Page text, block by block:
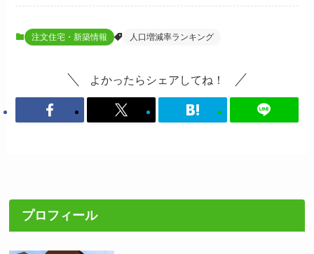
注文住宅・新築情報 人口増減率ランキング
よかったらシェアしてね！
プロフィール